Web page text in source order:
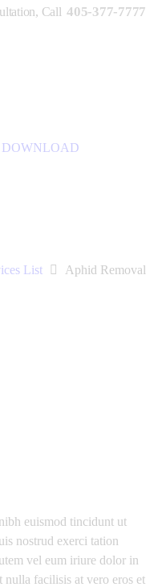
Call 405-377-7777
DOWNLOAD
List Aphid Removal
euismod tincidunt ut
nostrud exerci tation
vel eum iriure dolor in
nulla facilisis at vero eros et